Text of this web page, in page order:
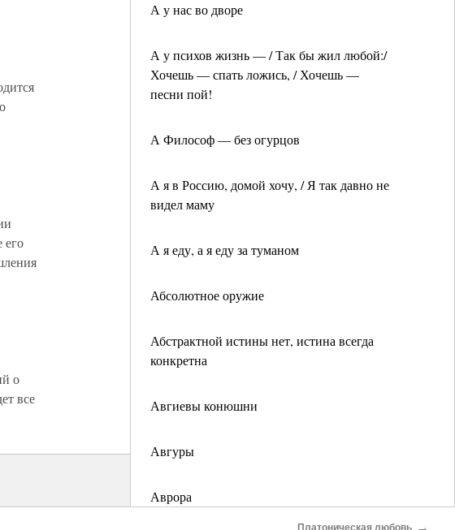
А у нас во дворе
А у психов жизнь — / Так бы жил любой:/
Хочешь — спать ложись, / Хочешь —
песни пой!
А Философ — без огурцов
А я в Россию, домой хочу, / Я так давно не
видел маму
А я еду, а я еду за туманом
Абсолютное оружие
Абстрактной истины нет, истина всегда
конкретна
Авгиевы конюшни
Авгуры
Аврора
его
о
все
Платоническая любовь →